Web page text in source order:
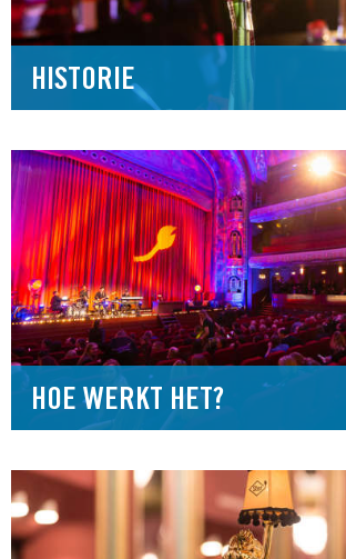
HISTORIE
HOE WERKT HET?